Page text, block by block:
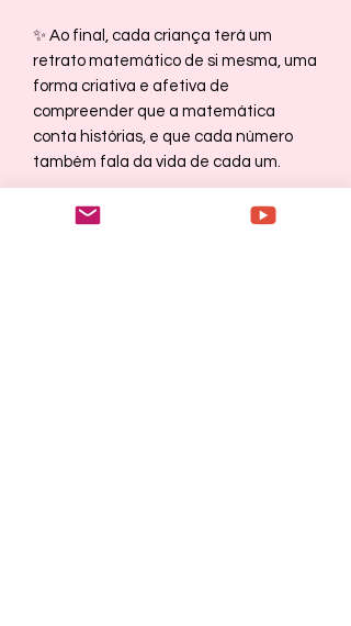
✨ Ao final, cada criança terá um
retrato matemático de si mesma, uma
forma criativa e afetiva de
compreender que a matemática
conta histórias, e que cada número
também fala da vida de cada um.